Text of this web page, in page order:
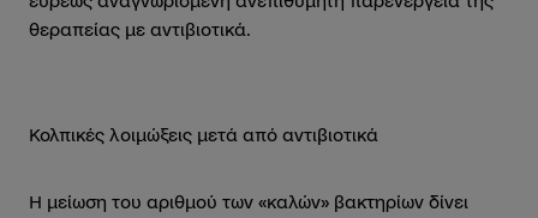
θεραπείας με αντιβιοτικά.
Κολπικές λοιμώξεις μετά από αντιβιοτικά
Η μείωση του αριθμού των «καλών» βακτηρίων δίνει